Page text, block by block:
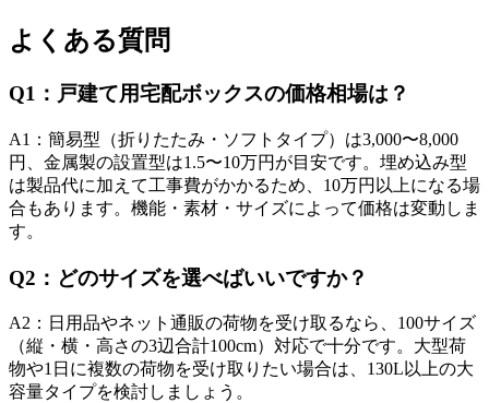
よくある質問
Q1 ： 戸建て用宅配ボックスの価格相場は？
A1 ： 簡易型（折りたたみ・ソフトタイプ）は3,000〜8,000
円、金属製の設置型は1.5〜10万円が目安です。埋め込み型
は製品代に加えて工事費がかかるため、10万円以上になる場
合もあります。機能・素材・サイズによって価格は変動しま
す。
Q2 ： どのサイズを選べばいいですか？
A2 ： 日用品やネット通販の荷物を受け取るなら、100サイズ
（縦・横・高さの3辺合計100cm）対応で十分です。大型荷
物や1日に複数の荷物を受け取りたい場合は、130L以上の大
容量タイプを検討しましょう。